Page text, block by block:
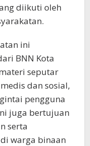
diikuti oleh
ini
BNN Kota
seputar
dan sosial,
pengguna
juga bertujuan
serta
warga binaan